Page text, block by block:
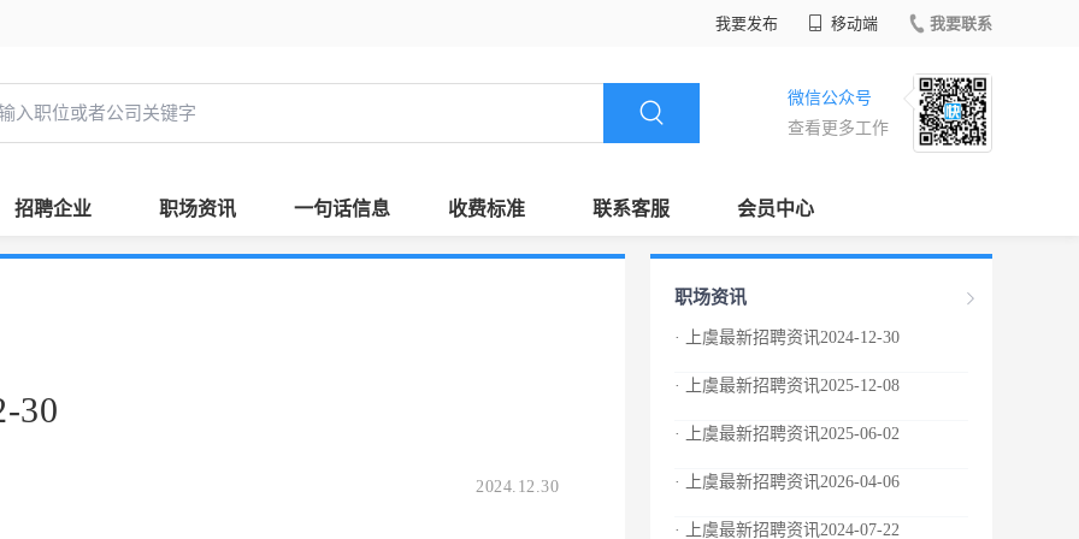
我要发布 移动端 我要联系
微信公众号
查看更多工作
招聘企业 职场资讯 一句话信息 收费标准 联系客服 会员中心
30
2024.12.30
职场资讯
· 上虞最新招聘资讯2024-12-30
· 上虞最新招聘资讯2025-12-08
· 上虞最新招聘资讯2025-06-02
· 上虞最新招聘资讯2026-04-06
· 上虞最新招聘资讯2024-07-22